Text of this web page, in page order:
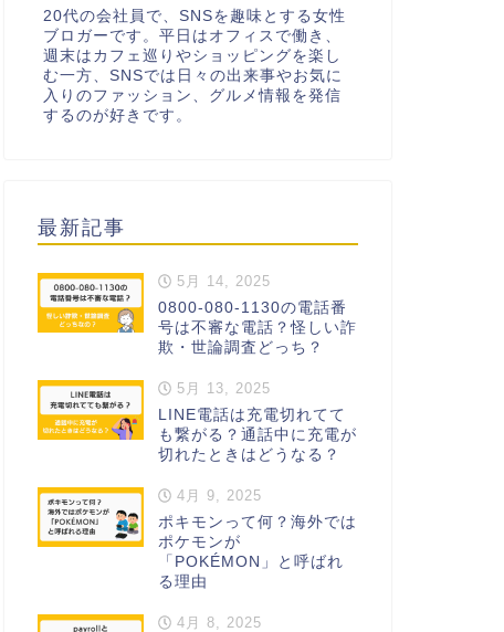
20代の会社員で、SNSを趣味とする女性
ブロガーです。平日はオフィスで働き、
週末はカフェ巡りやショッピングを楽し
む一方、SNSでは日々の出来事やお気に
入りのファッション、グルメ情報を発信
するのが好きです。
最新記事
5月 14, 2025
0800-080-1130の電話番
号は不審な電話？怪しい詐
欺・世論調査どっち？
5月 13, 2025
LINE電話は充電切れてて
も繋がる？通話中に充電が
切れたときはどうなる？
4月 9, 2025
ポキモンって何？海外では
ポケモンが
「POKÉMON」と呼ばれ
る理由
4月 8, 2025